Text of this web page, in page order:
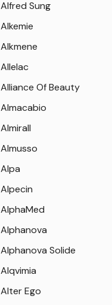
Alfred Sung
Alkemie
Alkmene
Allelac
Alliance Of Beauty
Almacabio
Almirall
Almusso
Alpa
Alpecin
AlphaMed
Alphanova
Alphanova Solide
Alqvimia
Alter Ego